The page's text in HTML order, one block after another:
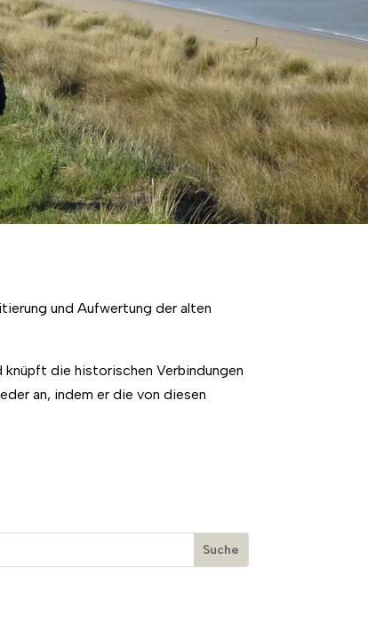
und Aufwertung der alten
knüpft die historischen Verbindungen
an, indem er die von diesen